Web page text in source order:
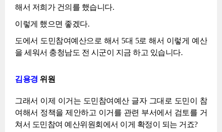
해서 저희가 건의를 했습니다.
이렇게 했으면 좋겠다.
도에서 도민참여예산으로 해서 5대 5로 해서 이렇게 예산
을 세워서 충청남도 전 시군이 지금 하고 있습니다.
김용경 위원
그래서 이제 이거는 도민참여예산 글자 그대로 도민이 참
여해서 정책을 제안하고 이거를 관련 부서에서 검토를 거
쳐서 도민참여 예산위원회에서 이게 확정이 되는 거죠?